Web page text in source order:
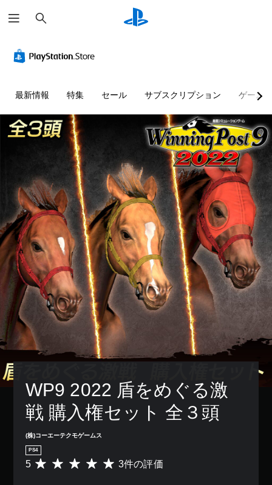
索
最新情報 特集 セール サブスクリプション ゲーム
WP9 2022 盾をめぐる激
戦 購入権セット 全３頭
(株)コーエーテクモゲームス
PS4
評
5 3件の評価